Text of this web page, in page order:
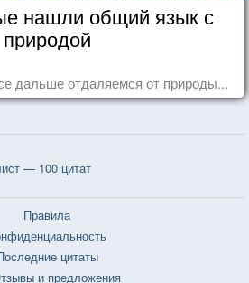
нашли общий язык с
природой
дальше отдаляемся от природы...
— 100 цитат
Правила
цитаты
и предложения